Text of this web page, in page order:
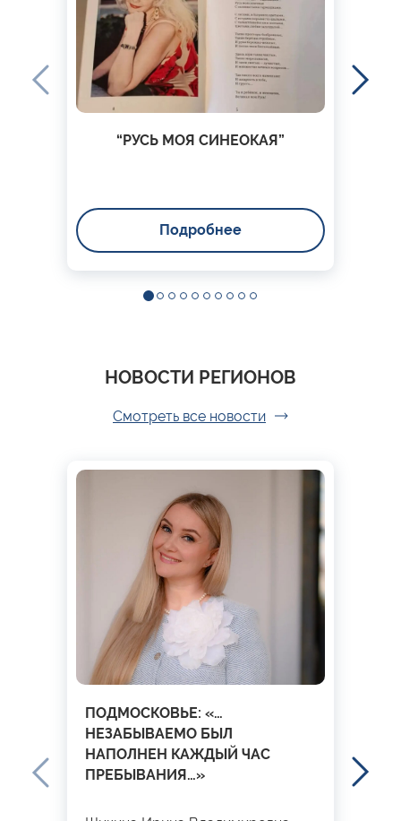
“РУСЬ МОЯ СИНЕОКАЯ”
Подробнее
НОВОСТИ РЕГИОНОВ
Смотреть все новости
ПОДМОСКОВЬЕ: «…
НЕЗАБЫВАЕМО БЫЛ
НАПОЛНЕН КАЖДЫЙ ЧАС
ПРЕБЫВАНИЯ…»